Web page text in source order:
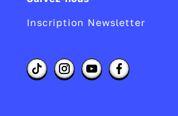
Inscription Newsletter